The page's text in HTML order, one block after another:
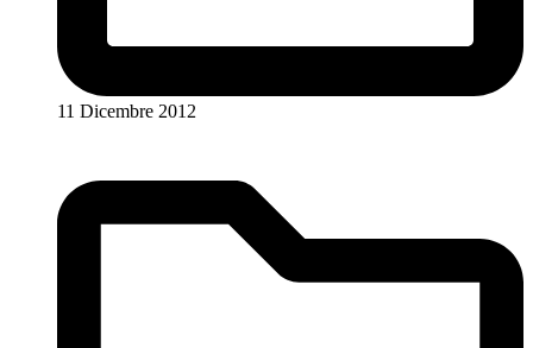
11 Dicembre 2012